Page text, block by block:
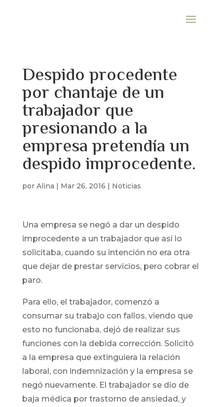
Despido procedente
por chantaje de un
trabajador que
presionando a la
empresa pretendía un
despido improcedente.
por Alina | Mar 26, 2016 | Noticias
Una empresa se negó a dar un despido
improcedente a un trabajador que así lo
solicitaba, cuando su intención no era otra
que dejar de prestar servicios, pero cobrar el
paro.
Para ello, el trabajador, comenzó a
consumar su trabajo con fallos, viendo que
esto no funcionaba, dejó de realizar sus
funciones con la debida corrección. Solicitó
a la empresa que extinguiera la relación
laboral, con indemnización y la empresa se
negó nuevamente. El trabajador se dio de
baja médica por trastorno de ansiedad, y